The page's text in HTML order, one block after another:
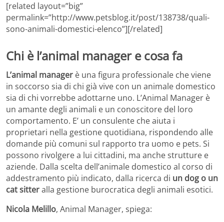
[related layout=”big”
permalink=”http://www.petsblog.it/post/138738/quali-
sono-animali-domestici-elenco”][/related]
Chi è l’animal manager e cosa fa
L’animal manager è una figura professionale che viene
in soccorso sia di chi già vive con un animale domestico
sia di chi vorrebbe adottarne uno. L’Animal Manager è
un amante degli animali e un conoscitore del loro
comportamento. E’ un consulente che aiuta i
proprietari nella gestione quotidiana, rispondendo alle
domande più comuni sul rapporto tra uomo e pets. Si
possono rivolgere a lui cittadini, ma anche strutture e
aziende. Dalla scelta dell’animale domestico al corso di
addestramento più indicato, dalla ricerca di un dog o un
cat sitteralla gestione burocratica degli animali esotici.
Nicola Melillo, Animal Manager, spiega: